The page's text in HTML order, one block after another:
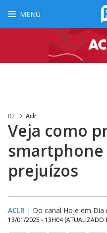
MENU
R7 Aclr
Veja como
prejuízos
ACLR | Do canal Hoje em Dia
13/01/2025 - 13H04 (ATUALIZADO